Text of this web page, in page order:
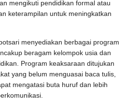
mengikuti pendidikan formal atau
keterampilan untuk meningkatkan
menyediakan berbagai program
beragam kelompok usia dan
Program keaksaraan ditujukan
yang belum menguasai baca tulis,
mengatasi buta huruf dan lebih